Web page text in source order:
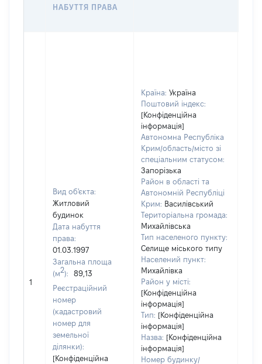
НАБУТТЯ ПРАВА
1
Вид об'єкта:
Житловий
будинок
Дата набуття
права:
01.03.1997
Загальна площа
(м2):
89,13
Реєстраційний
номер
(кадастровий
номер для
земельної
ділянки):
[Конфіденційна
Країна: Україна
Поштовий індекс:
[Конфіденційна
інформація]
Автономна Республіка
Крим/область/місто зі
спеціальним статусом:
Запорізька
Район в області та
Автономній Республіці
Крим: Василівський
Територіальна громада:
Михайлівська
Тип населеного пункту:
Селище міського типу
Населений пункт:
Михайлівка
Район у місті:
[Конфіденційна
інформація]
Тип: [Конфіденційна
інформація]
Назва: [Конфіденційна
інформація]
Номер будинку/